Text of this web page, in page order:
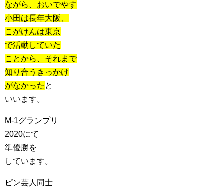
ながら、おいでやす
小田は長年大阪、
こがけんは東京
で活動していた
ことから、それまで
知り合うきっかけ
がなかった と
いいます。
M-1グランプリ
2020にて
準優勝を
しています。
ピン芸人同士